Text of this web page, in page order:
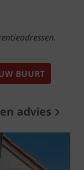
BUURT
advies